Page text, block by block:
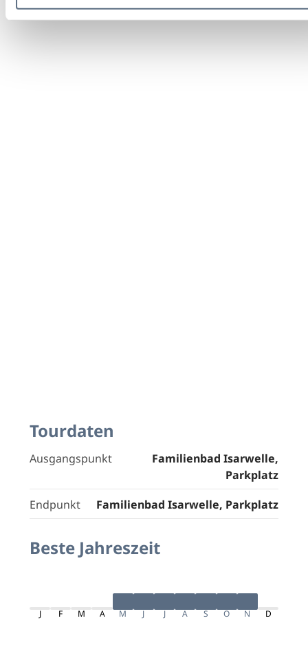
Tourdaten
Ausgangspunkt
Familienbad Isarwelle,
Parkplatz
Endpunkt
Familienbad Isarwelle, Parkplatz
Beste Jahreszeit
J F M A M J J A S O N D